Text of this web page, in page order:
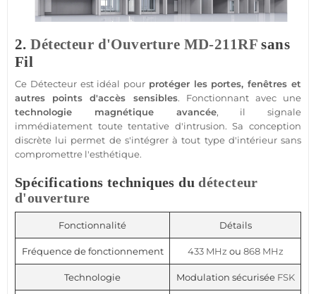
2.Détecteur d'Ouverture MD-211RF sans
Fil
Ce Détecteurest idéal pour protégerles portes, fenêtres et
autres points d'accès sensibles. Fonctionnant avec une
technologie magnétique avancée, il signale
immédiatement toute tentative d'intrusion. Sa conception
discrète lui permet de s'intégrer à tout type d'intérieur sans
compromettre l'esthétique.
Spécifications techniques dudétecteur
d'ouverture
Fonctionnalité Détails
Fréquence de fonctionnement 433 MHz ou 868 MHz
Technologie Modulation sécurisée FSK